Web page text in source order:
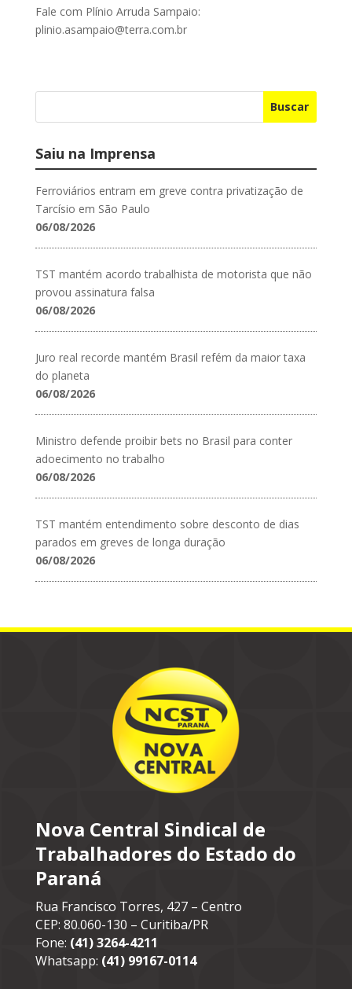
Fale com Plínio Arruda Sampaio:
plinio.asampaio@terra.com.br
Buscar
Saiu na Imprensa
Ferroviários entram em greve contra privatização de
Tarcísio em São Paulo
06/08/2026
TST mantém acordo trabalhista de motorista que não
provou assinatura falsa
06/08/2026
Juro real recorde mantém Brasil refém da maior taxa
do planeta
06/08/2026
Ministro defende proibir bets no Brasil para conter
adoecimento no trabalho
06/08/2026
TST mantém entendimento sobre desconto de dias
parados em greves de longa duração
06/08/2026
Nova Central Sindical de
Trabalhadores do Estado do
Paraná
Rua Francisco Torres, 427 – Centro
CEP: 80.060-130 – Curitiba/PR
Fone: (41) 3264-4211
Whatsapp: (41) 99167-0114